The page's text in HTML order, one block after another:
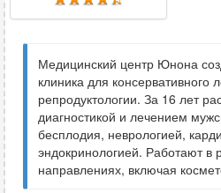
Медицинский центр Юнона
клиника для консервативного
репродуктологии. За 16 лет
диагностикой и лечением
бесплодия, неврологией,
эндокринологией. Работают в
направлениях, включая